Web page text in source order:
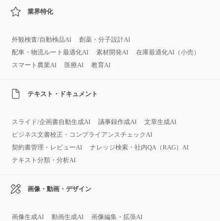
業界特化
外観検査/自動検品AI
創薬・分子設計AI
配車・物流ルート最適化AI
素材開発AI
在庫最適化AI（小売）
スマート農業AI
医療AI 教育AI
テキスト・ドキュメント
スライド/企画書自動生成AI 議事録作成AI
文章生成AI
ビジネス文書校正・コンプライアンスチェックAI
契約書管理・レビューAI
ナレッジ検索・社内QA（RAG）AI
テキスト分類・分析AI
画像・動画・デザイン
画像生成AI 動画生成AI
画像編集・拡張AI